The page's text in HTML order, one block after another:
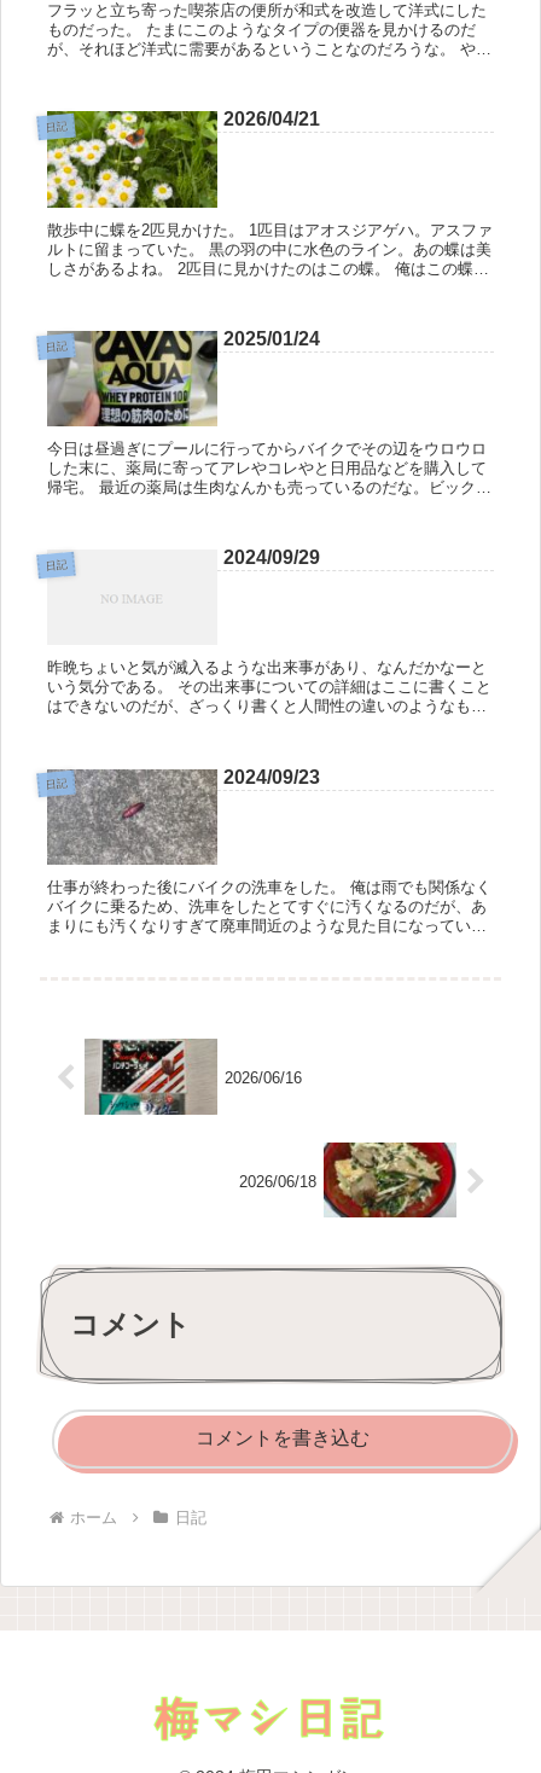
フラッと立ち寄った喫茶店の便所が和式を改造して洋式にした
ものだった。 たまにこのようなタイプの便器を見かけるのだ
が、それほど洋式に需要があるということなのだろうな。 やは
日記 2026/04/21
散歩中に蝶を2匹見かけた。 1匹目はアオスジアゲハ。アスファ
ルトに留まっていた。 黒の羽の中に水色のライン。あの蝶は美
しさがあるよね。 2匹目に見かけたのはこの蝶。 俺はこの蝶を
日記 2025/01/24
今日は昼過ぎにプールに行ってからバイクでその辺をウロウロ
した末に、薬局に寄ってアレやコレやと日用品などを購入して
帰宅。 最近の薬局は生肉なんかも売っているのだな。ビックリ
日記 2024/09/29
昨晩ちょいと気が滅入るような出来事があり、なんだかなーと
いう気分である。 その出来事についての詳細はここに書くこと
はできないのだが、ざっくり書くと人間性の違いのようなもの
日記 2024/09/23
仕事が終わった後にバイクの洗車をした。 俺は雨でも関係なく
バイクに乗るため、洗車をしたとてすぐに汚くなるのだが、あ
まりにも汚くなりすぎて廃車間近のような見た目になっていた
2026/06/16
2026/06/18
コメント
コメントを書き込む
ホーム 日記